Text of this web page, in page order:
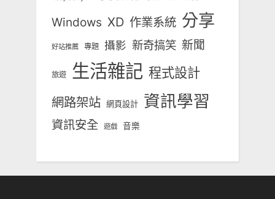
Windows XD 作業系統 分享
好站推薦 專題 攝影 新奇搞笑 新聞
旅遊 生活雜記 程式設計
網路架站 網頁設計 資訊學習
資訊安全 遊戲 音樂